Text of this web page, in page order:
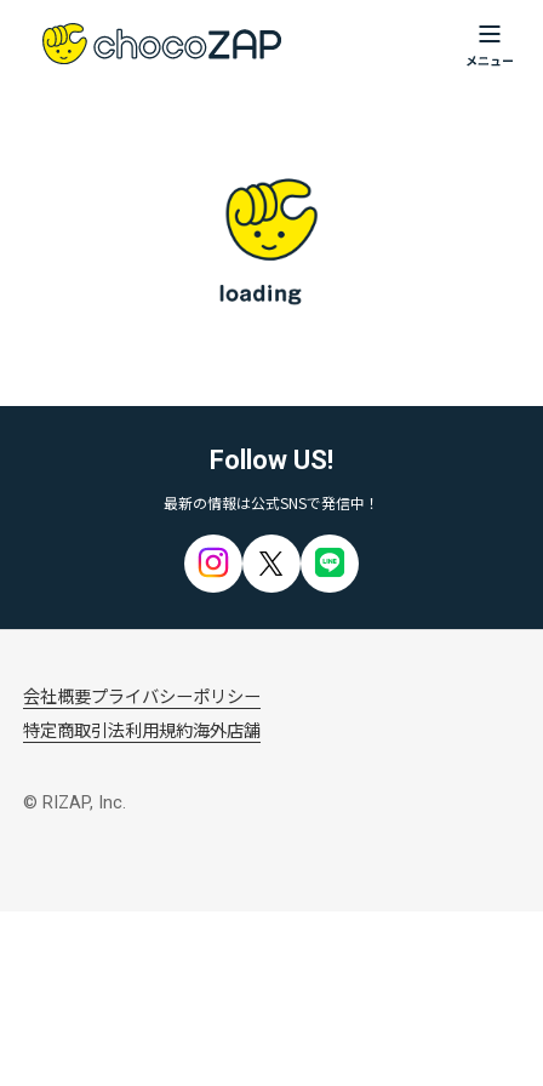
Follow US!
最新の情報は公式SNSで発信中！
会社概要プライバシーポリシー
特定商取引法利用規約海外店舗
© RIZAP, Inc.